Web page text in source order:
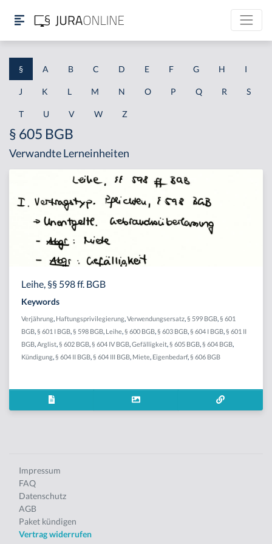
§ A B C D E F G H I
J K L M N O P Q R S
T U V W Z
§ 605 BGB
Verwandte Lerneinheiten
Leihe, §§ 598 ff. BGB
Keywords
Verjährung Haftungsprivilegierung Verwendungsersatz § 599 BGB § 601
BGB § 601 I BGB § 598 BGB Leihe § 600 BGB § 603 BGB § 604 I BGB § 601 II
BGB Arglist § 602 BGB § 604 IV BGB Gefälligkeit § 605 BGB § 604 BGB
Kündigung § 604 II BGB § 604 III BGB Miete Eigenbedarf, § 606 BGB
Impressum
FAQ
Datenschutz
AGB
Paket kündigen
Vertrag widerrufen